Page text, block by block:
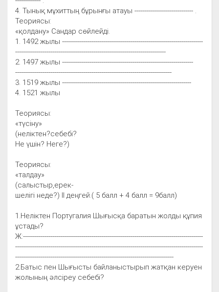
4. Тынық мұхиттың бұрынғы атауы ------------------------------ .
Теориясы:
«қолдану» Сандар сөйлейді.
1. 1492 жылы ------------------------------------------------------------------------
-----------------------------------------------------------------------------
2. 1497 жылы -------------------------------------------------------------------
--------------------------------------------------------------------------------
3. 1519 жылы ------------------------------------------------------------------
4. 1521 жылы
Теориясы:
«түсіну»
(неліктен?себебі?
Не үшін? Неге?)
Теориясы:
«талдау»
(салыстыр,ерек-
шелігі неде?) ІІ деңгей.( 5 балл + 4 балл = 9балл)
1.Неліктен Португалия Шығысқа баратын жолды құпия
ұстады?
Ж:--------------------------------------------------------------------------------------------
------------------------------------------------------------------------------------------------
---------------------------------------------------------------------------------
2.Батыс пен Шығысты байланыстырып жатқан керуен
жолының әлсіреу себебі?